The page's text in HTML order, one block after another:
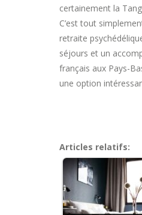
certainement la
C’est tout
retraite
séjours et un
français aux Pays-
une option
Articles relatifs: